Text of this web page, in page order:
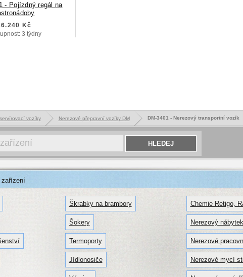
- Pojízdný regál na
Kč
3 týdny
vozíky Nerezové přepravní vozíky DM DM-3401 - Nerezový transportní vozík
zařízení
Škrabky na brambory
Šokery
Termoporty
Jídlonosiče
Chemie Retigo,
Nerezový nábytek
Nerezové
Nerezové mycí